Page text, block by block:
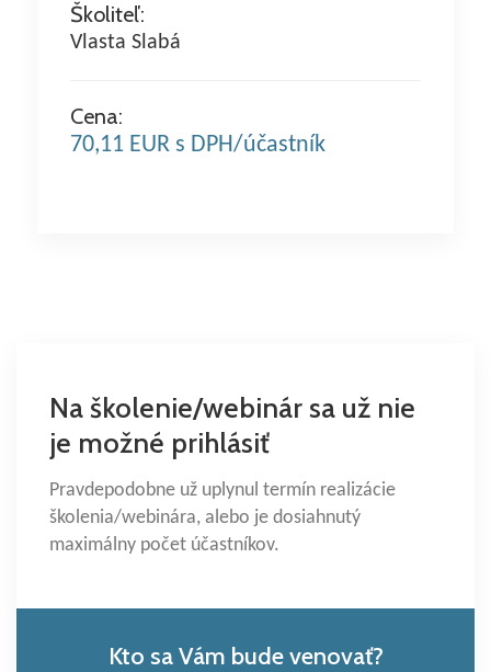
Školiteľ:
Vlasta Slabá
Cena:
70,11 EUR s DPH/účastník
Na školenie/webinár sa už nie
je možné prihlásiť
Pravdepodobne už uplynul termín realizácie
školenia/webinára, alebo je dosiahnutý
maximálny počet účastníkov.
Kto sa Vám bude venovať?